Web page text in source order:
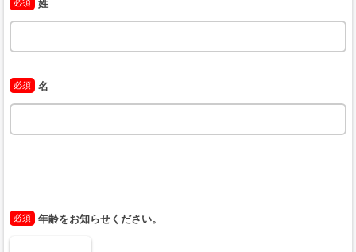
必須 姓
必須 名
必須 年齢をお知らせください。